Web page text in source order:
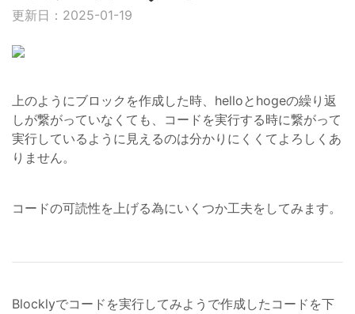
更新日：2025-01-19
上のようにブロックを作成した時、helloとhogeの繰り返
しが繋がっていなくても、コードを実行する時に繋がって
実行しているように見えるのは分かりにくくてよろしくあ
りません。
コードの可読性を上げる為にいくつか工夫をしてみます。
Blocklyでコードを実行してみようで作成したコードを下